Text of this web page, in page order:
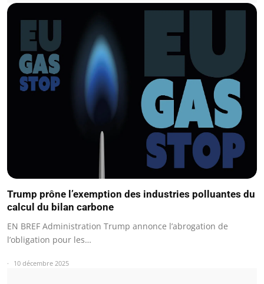
Trump prône l’exemption des industries polluantes du
calcul du bilan carbone
EN BREF Administration Trump annonce l’abrogation de
l’obligation pour les…
10 décembre 2025